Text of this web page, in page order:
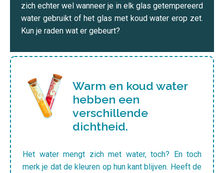
zich echter wel wanneer je in elk glas getempereerd
water gebruikt of het glas met koud water erop zet.
Kun je raden wat er gebeurt?
Warm en koud water
hebben een
verschillende
dichtheid.
Het water mengt zich met water, toch? En toch
merk je dat de kleuren op hun kant blijven. Heeft de